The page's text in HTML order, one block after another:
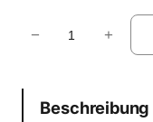
n
− +
Beschreibung